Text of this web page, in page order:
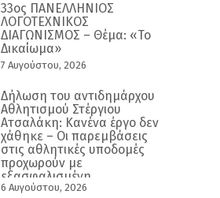
33ος ΠΑΝΕΛΛΗΝΙΟΣ
ΛΟΓΟΤΕΧΝΙΚΟΣ
ΔΙΑΓΩΝΙΣΜΟΣ – Θέμα: «Το
Δικαίωμα»
7 Αυγούστου, 2026
Δήλωση του αντιδημάρχου
Αθλητισμού Στέργιου
Ατσαλάκη: Κανένα έργο δεν
χάθηκε – Οι παρεμβάσεις
στις αθλητικές υποδομές
προχωρούν με
εξασφαλισμένη
χρηματοδότηση και
6 Αυγούστου, 2026